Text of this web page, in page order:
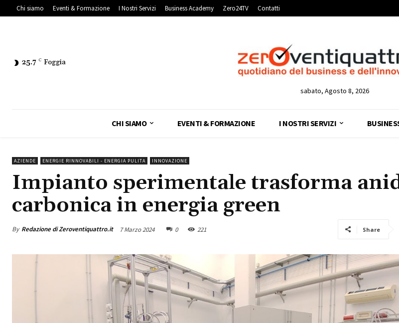
Chi siamo Eventi & Formazione I Nostri Servizi Business Academy Zero24TV Contatti
25.7 C Foggia
sabato, Agosto 8, 2026
CHI SIAMO EVENTI & FORMAZIONE I NOSTRI SERVIZI
AZIENDE ENERGIE RINNOVABILI - ENERGIA PULITA INNOVAZIONE
Impianto sperimentale trasforma
carbonica in energia green
By Redazione di Zeroventiquattro.it 7 Marzo 2024 0 221 Share